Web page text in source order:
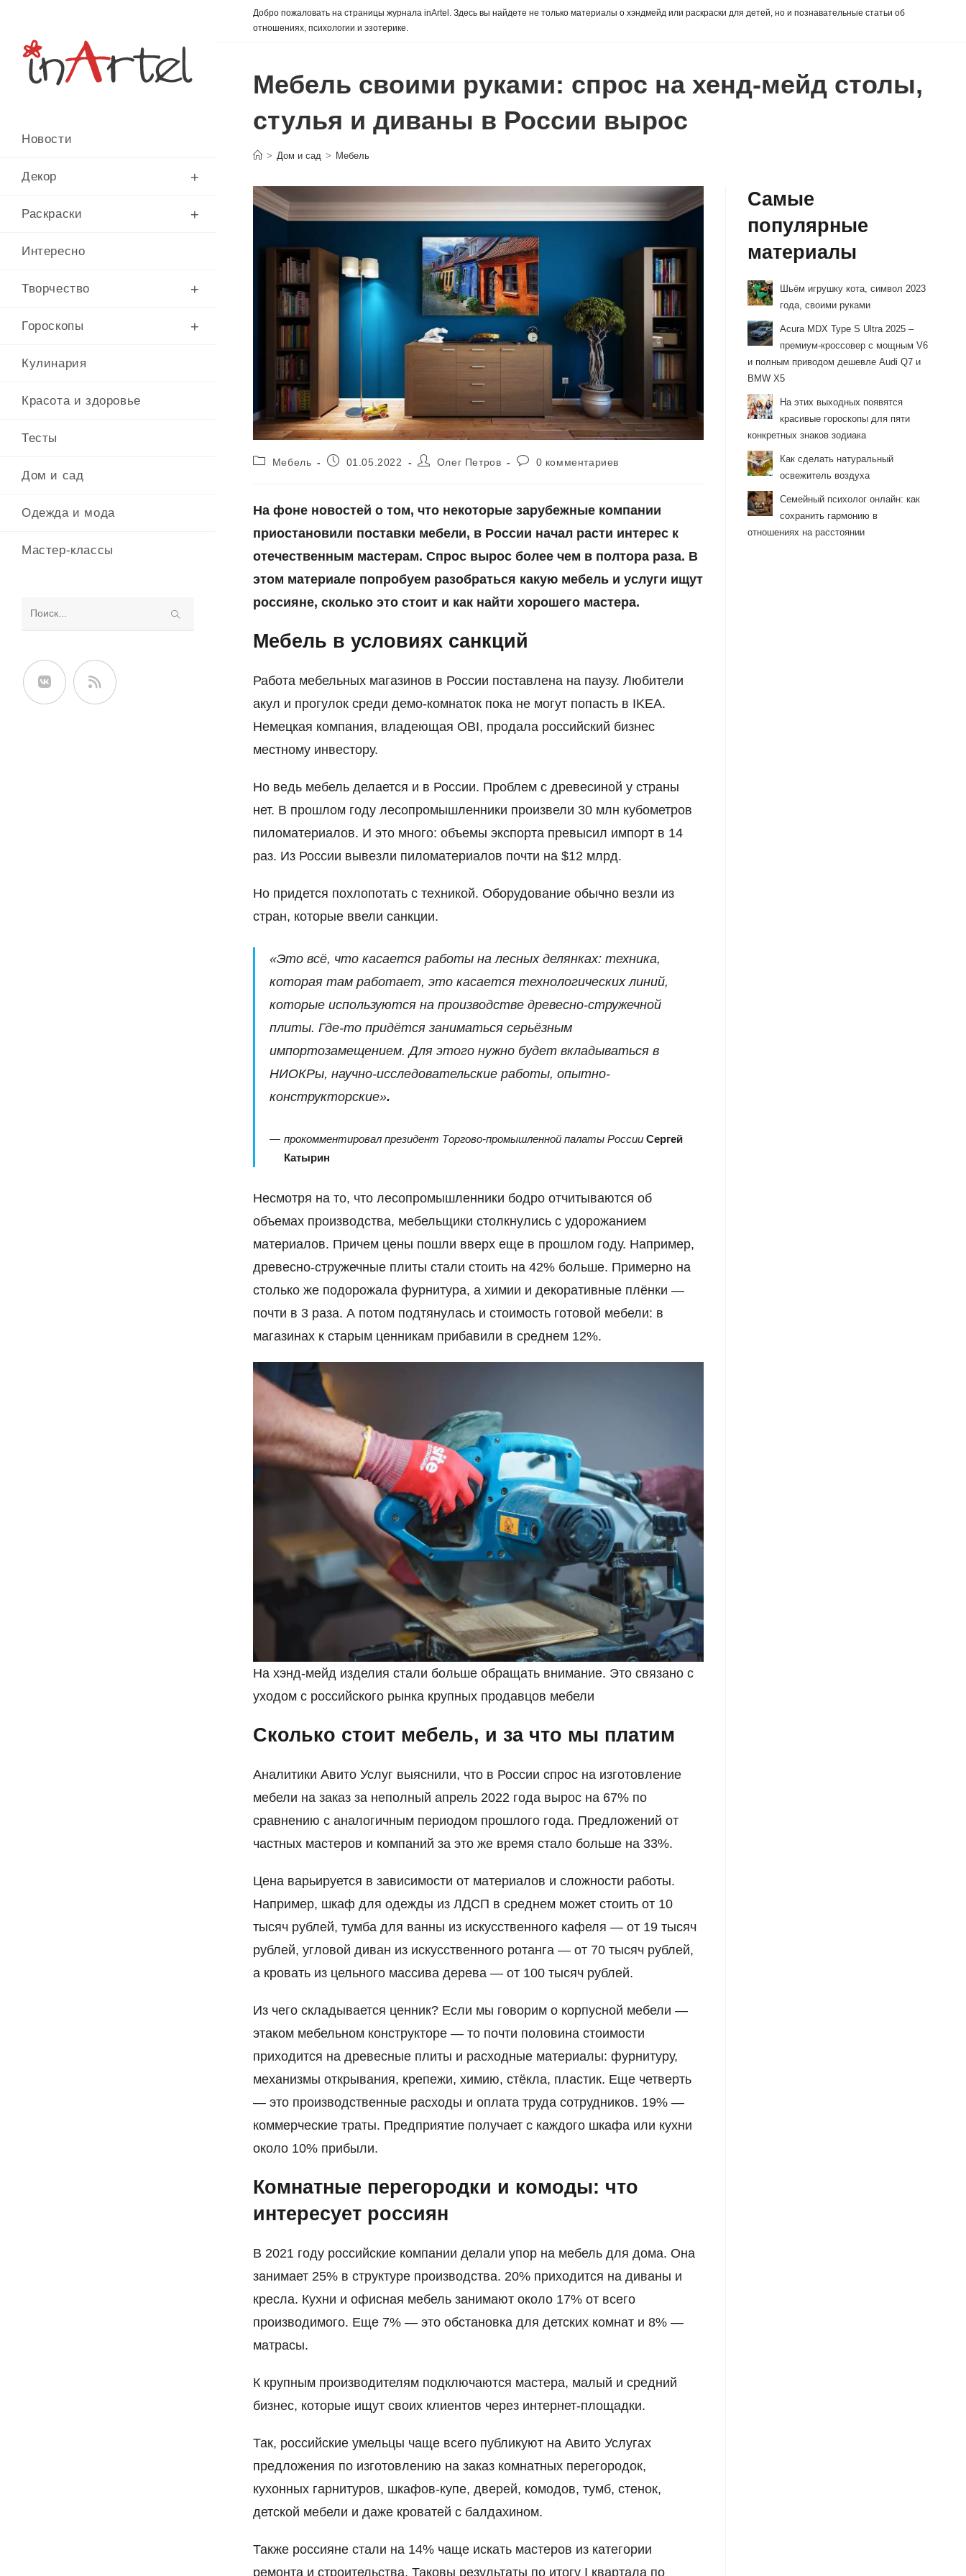
ПерейтиДобро пожаловать на страницы журнала inArtel. Здесь вы найдете не только материалы о хэндмейд или раскраски для детей, но и познавательные статьи об
отношениях, психологии и эзотерике.
Новости
Декор
Раскраски
Интересно
Творчество
Гороскопы
Кулинария
Красота и здоровье
Тесты
Дом и сад
Одежда и мода
Мастер-классы
сайте
Мебель своими руками: спрос на хенд-мейд столы,
стулья и диваны в России вырос
> Дом и сад > Мебель
Рубрика
Мебель
Запись01.05.2022
АвторОлег Петров
Комментарии
0 комментариев
На фоне новостей о том, что некоторые зарубежные компании
приостановили поставки мебели, в России начал расти интерес к
отечественным мастерам. Спрос вырос более чем в полтора раза. В
этом материале попробуем разобраться какую мебель и услуги ищут
россияне, сколько это стоит и как найти хорошего мастера.
Мебель в условиях санкций
Работа мебельных магазинов в России поставлена на паузу. Любители
акул и прогулок среди демо-комнаток пока не могут попасть в IKEA.
Немецкая компания, владеющая OBI, продала российский бизнес
местному инвестору.
Но ведь мебель делается и в России. Проблем с древесиной у страны
нет. В прошлом году лесопромышленники произвели 30 млн кубометров
пиломатериалов. И это много: объемы экспорта превысил импорт в 14
раз. Из России вывезли пиломатериалов почти на $12 млрд.
Но придется похлопотать с техникой. Оборудование обычно везли из
стран, которые ввели санкции.
«Это всё, что касается работы на лесных делянках: техника,
которая там работает, это касается технологических линий,
которые используются на производстве древесно-стружечной
плиты. Где-то придётся заниматься серьёзным
импортозамещением. Для этого нужно будет вкладываться в
НИОКРы, научно-исследовательские работы, опытно-
конструкторские».
прокомментировал президент Торгово-промышленной палаты РоссииСергей
Катырин
Несмотря на то, что лесопромышленники бодро отчитываются об
объемах производства, мебельщики столкнулись с удорожанием
материалов. Причем цены пошли вверх еще в прошлом году. Например,
древесно-стружечные плиты стали стоить на 42% больше. Примерно на
столько же подорожала фурнитура, а химии и декоративные плёнки —
почти в 3 раза. А потом подтянулась и стоимость готовой мебели: в
магазинах к старым ценникам прибавили в среднем 12%.
На хэнд-мейд изделия стали больше обращать внимание. Это связано с
уходом с российского рынка крупных продавцов мебели
Сколько стоит мебель, и за что мы платим
Аналитики Авито Услуг выяснили, что в России спрос на изготовление
мебели на заказ за неполный апрель 2022 года вырос на 67% по
сравнению с аналогичным периодом прошлого года. Предложений от
частных мастеров и компаний за это же время стало больше на 33%.
Цена варьируется в зависимости от материалов и сложности работы.
Например, шкаф для одежды из ЛДСП в среднем может стоить от 10
тысяч рублей, тумба для ванны из искусственного кафеля — от 19 тысяч
рублей, угловой диван из искусственного ротанга — от 70 тысяч рублей,
а кровать из цельного массива дерева — от 100 тысяч рублей.
Из чего складывается ценник? Если мы говорим о корпусной мебели —
этаком мебельном конструкторе — то почти половина стоимости
приходится на древесные плиты и расходные материалы: фурнитуру,
механизмы открывания, крепежи, химию, стёкла, пластик. Еще четверть
— это производственные расходы и оплата труда сотрудников. 19% —
коммерческие траты. Предприятие получает с каждого шкафа или кухни
около 10% прибыли.
Комнатные перегородки и комоды: что
интересует россиян
В 2021 году российские компании делали упор на мебель для дома. Она
занимает 25% в структуре производства. 20% приходится на диваны и
кресла. Кухни и офисная мебель занимают около 17% от всего
производимого. Еще 7% — это обстановка для детских комнат и 8% —
матрасы.
К крупным производителям подключаются мастера, малый и средний
бизнес, которые ищут своих клиентов через интернет-площадки.
Так, российские умельцы чаще всего публикуют на Авито Услугах
предложения по изготовлению на заказ комнатных перегородок,
кухонных гарнитуров, шкафов-купе, дверей, комодов, тумб, стенок,
детской мебели и даже кроватей с балдахином.
Также россияне стали на 14% чаще искать мастеров из категории
ремонта и строительства. Таковы результаты по итогу I квартала по
Самые
популярные
материалы
Шьём игрушку кота, символ 2023
года, своими руками
Acura MDX Type S Ultra 2025 –
премиум-кроссовер с мощным V6
и полным приводом дешевле Audi Q7 и
BMW X5
На этих выходных появятся
красивые гороскопы для пяти
конкретных знаков зодиака
Как сделать натуральный
освежитель воздуха
Семейный психолог онлайн: как
сохранить гармонию в
отношениях на расстоянии